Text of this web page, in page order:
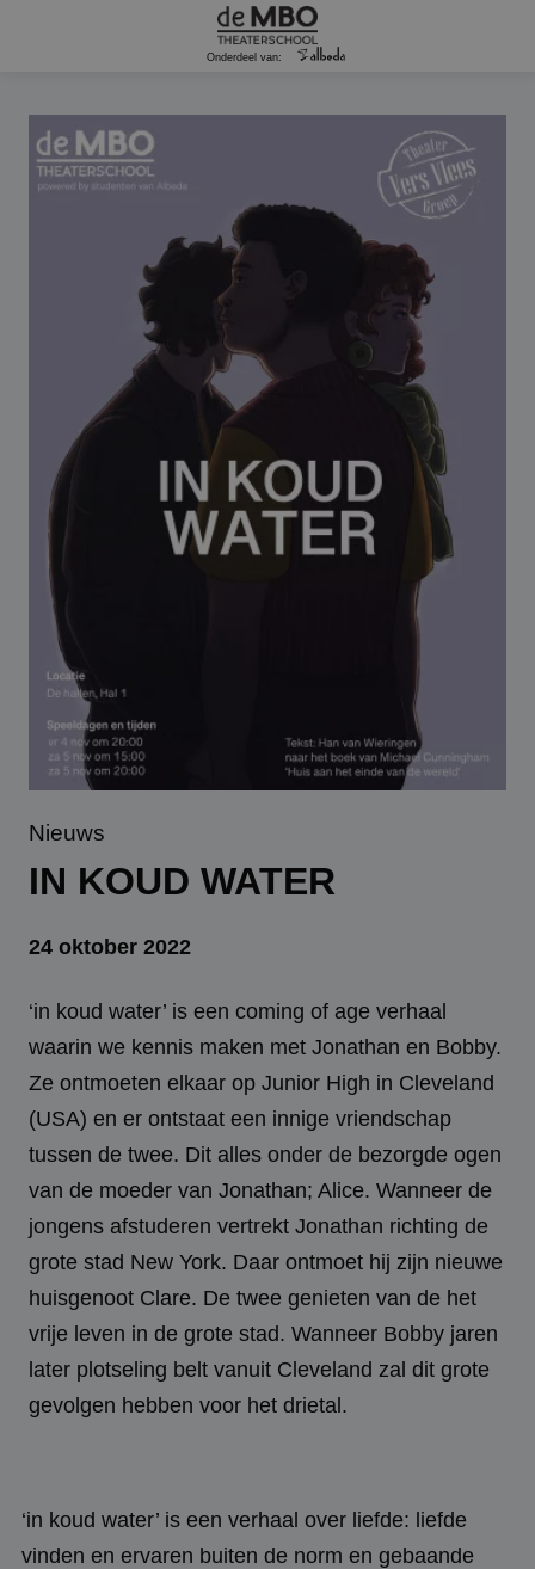
Onderdeel van:
Nieuws
IN KOUD WATER
24 oktober 2022
‘in koud water’ is een coming of age verhaal
waarin we kennis maken met Jonathan en Bobby.
Ze ontmoeten elkaar op Junior High in Cleveland
(USA) en er ontstaat een innige vriendschap
tussen de twee. Dit alles onder de bezorgde ogen
van de moeder van Jonathan; Alice. Wanneer de
jongens afstuderen vertrekt Jonathan richting de
grote stad New York. Daar ontmoet hij zijn nieuwe
huisgenoot Clare. De twee genieten van de het
vrije leven in de grote stad. Wanneer Bobby jaren
later plotseling belt vanuit Cleveland zal dit grote
gevolgen hebben voor het drietal.
‘in koud water’ is een verhaal over liefde: liefde
vinden en ervaren buiten de norm en gebaande